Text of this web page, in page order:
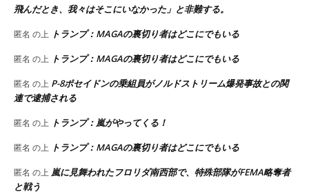
飛んだとき、我々はそこにいなかった」と非難する。
匿名 の上 トランプ：MAGAの裏切り者はどこにでもいる
匿名 の上 トランプ：MAGAの裏切り者はどこにでもいる
匿名 の上 P-8ポセイドンの乗組員がノルドストリーム爆発事故との関
連で逮捕される
匿名 の上 トランプ：嵐がやってくる！
匿名 の上 トランプ：MAGAの裏切り者はどこにでもいる
匿名 の上 嵐に見舞われたフロリダ南西部で、特殊部隊がFEMA略奪者
と戦う